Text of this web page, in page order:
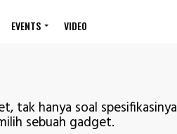
EVENTS VIDEO
tak hanya soal spesifikasinya
sebuah gadget.